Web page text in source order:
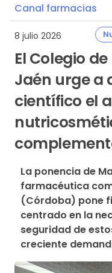
of
8
Canal farmacias
8 julio 2026
El Colegio
Jaén urge a
científico el
La ponencia de
farmacéutica
(Córdoba) pone
centrado en la
seguridad de
creciente